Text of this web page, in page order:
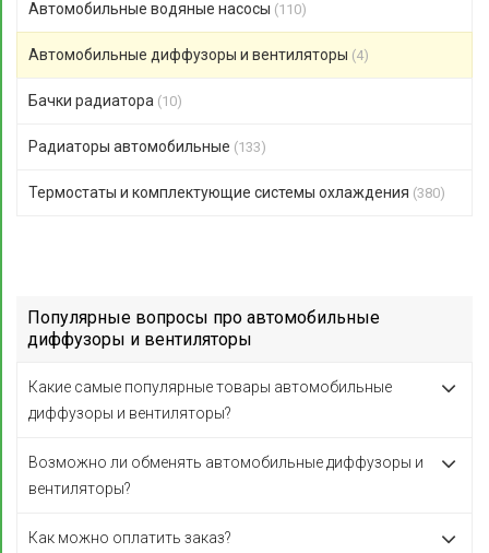
Автомобильные водяные насосы (110)
Автомобильные диффузоры и вентиляторы (4)
Бачки радиатора (10)
Радиаторы автомобильные (133)
Термостаты и комплектующие системы охлаждения (380)
Популярные вопросы про автомобильные
диффузоры и вентиляторы
Какие самые популярные товары автомобильные
диффузоры и вентиляторы?
Возможно ли обменять автомобильные диффузоры и
вентиляторы?
Как можно оплатить заказ?